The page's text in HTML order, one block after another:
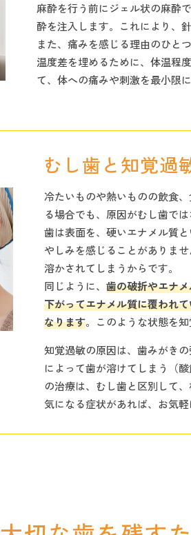
麻酔を行う前にジェル状の麻酔
酔を注入します。これにより、
また、痛みを感じる理由のひと
温度差を埋めるために、体温程
て、体への痛みや刺激を最小限に
むし歯と知覚過
冷たいものや熱いものの飲食
る場合でも、原因がむし歯では
歯は表面を、硬いエナメル質
やしみを感じることがありま
溶かされてしまうからです。
同じように、 歯の破折やエナ
下がってエナメル質に覆われ
なります。このような状態を知
知覚過敏の原因は、歯みがき
によって歯が溶けてしまう（
の治療は、むし歯と区別して
気になる症状があれば、お気軽